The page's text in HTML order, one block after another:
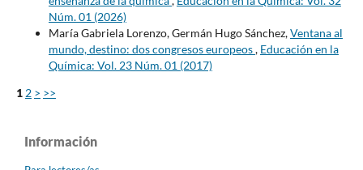
Núm. 01 (2026)
María Gabriela Lorenzo, Germán Hugo Sánchez,Ventana al
mundo, destino: dos congresos europeos, Educación en la
Química: Vol. 23 Núm. 01 (2017)
1 2 > >>
Información